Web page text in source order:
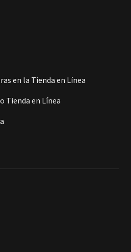
en la Tienda en Línea
Tienda en Línea